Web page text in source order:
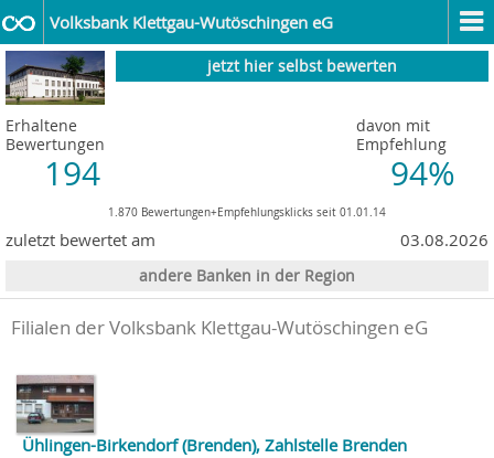
Volksbank Klettgau-Wutöschingen eG
jetzt hier selbst bewerten
Erhaltene
Bewertungen
194
davon mit
Empfehlung
94%
1.870 Bewertungen+Empfehlungsklicks seit 01.01.14
zuletzt bewertet am 03.08.2026
andere Banken in der Region
Filialen der Volksbank Klettgau-Wutöschingen eG
Ühlingen-Birkendorf (Brenden), Zahlstelle Brenden